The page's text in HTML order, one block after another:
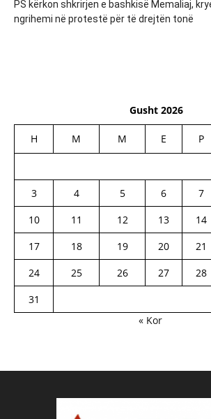
PS kërkon shkrirjen e bashkisë Memaliaj,
ngrihemi në protestë për të drejtën tonë
Gusht 2026
H M M E P
3
4 5 6 7
10
11 12 13 14
17
18 19 20 21
24
25 26 27 28
31
« Kor